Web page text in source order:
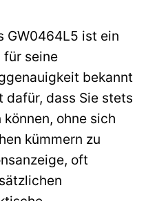
GW0464L5 ist ein
für seine
bekannt
dafür, dass Sie stets
ohne sich
kümmern zu
oft